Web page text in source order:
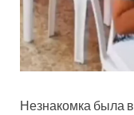
Незнакомка была в